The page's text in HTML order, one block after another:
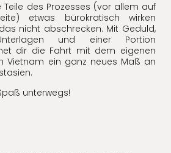
des Prozesses (vor allem auf
etwas bürokratisch wirken
nicht abschrecken. Mit Geduld,
und einer Portion
dir die Fahrt mit dem eigenen
Vietnam ein ganz neues Maß an
unterwegs!